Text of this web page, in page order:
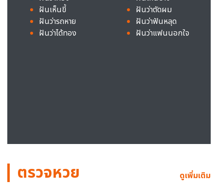
ฝันเห็นขี้
ฝันว่ารถหาย
ฝันว่าได้ทอง
ฝันว่าตัดผม
ฝันว่าฟันหลุด
ฝันว่าแฟนนอกใจ
ตรวจหวย ดูเพิ่มเติม